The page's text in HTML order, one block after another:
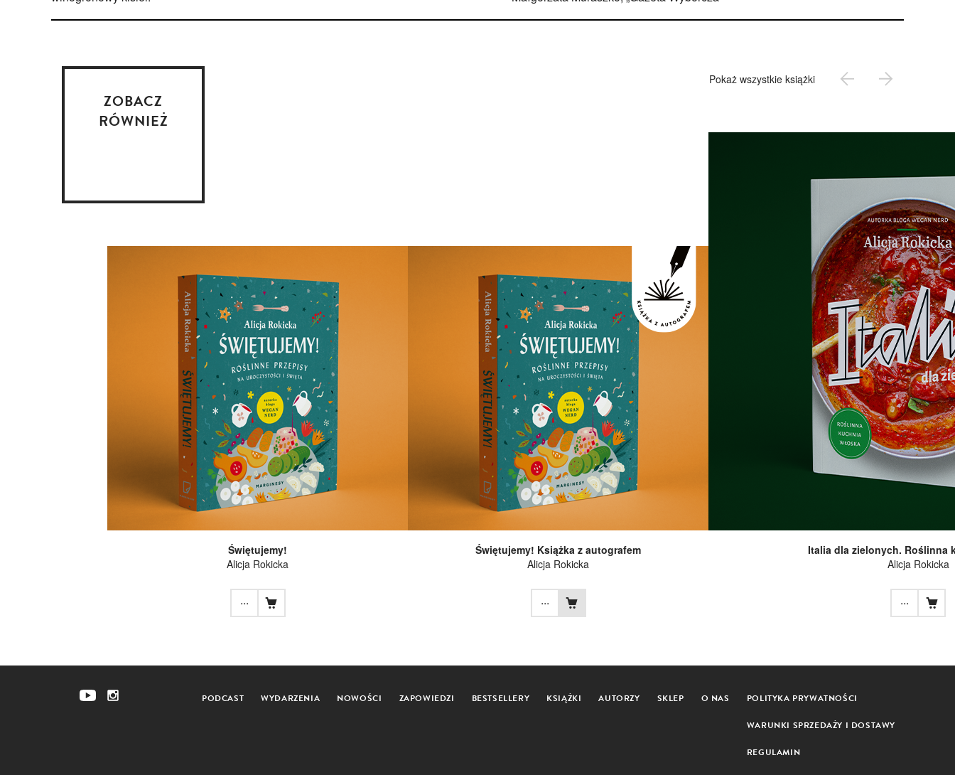
ZOBACZ
RÓWNIEŻ
Pokaż wszystkie książki
Świętujemy!
Alicja Rokicka
...
Świętujemy! Książka z autografem
Alicja Rokicka
...
Italia dla zielonych. Roślinna
Alicja Rokicka
...
PODCAST WYDARZENIA NOWOŚCI ZAPOWIEDZI BESTSELLERY KSIĄŻKI AUTORZY SKLEP O NAS POLITYKA PRYWATNOŚCI
WARUNKI SPRZEDAŻY I DOSTAWY
REGULAMIN